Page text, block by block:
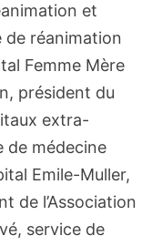
et
de réanimation
Femme Mère
président du
extra-
de médecine
Emile-Muller,
de l’Association
service de